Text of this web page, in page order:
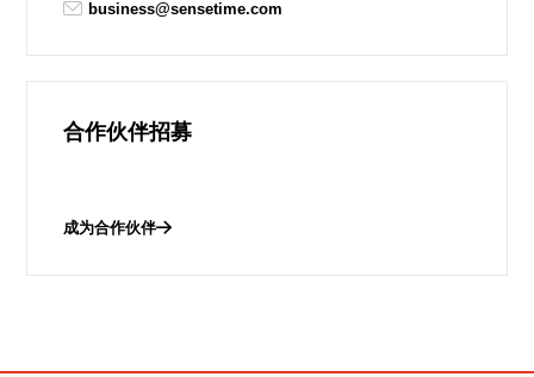
business@sensetime.com
合作伙伴招募
成为合作伙伴